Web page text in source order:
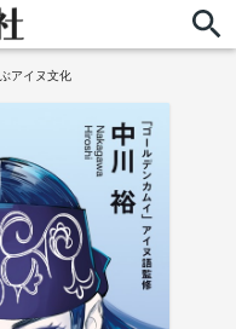
アイヌ文化